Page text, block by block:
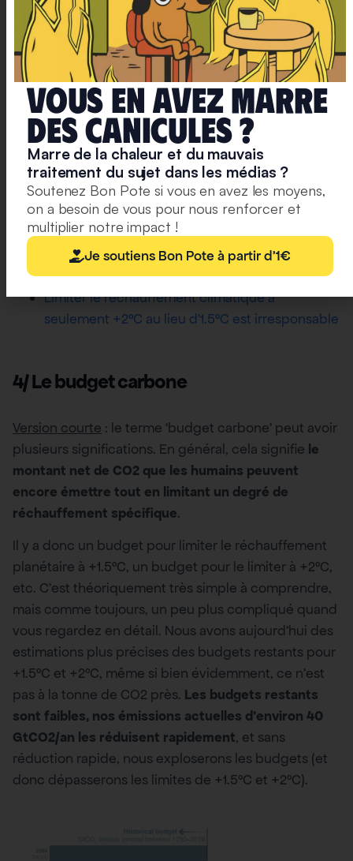
La justice climatique est l’un des éléments clefs de
l’Accord de Paris. En effet, la responsabilité des
émissions est commune, mais différenciée
l’Accord met en évidence que certains sont plus
responsables que d’autres, et devront aider
financièrement les pays les plus démunis/touchés
par le changement climatique.
Version longue :
5 ans après, peut-on dire que l’Accord de Paris
n’a servi à rien ?
COP26 : succès pour les uns, condamnation à
mort pour les autres
Limiter le réchauffement climatique à
seulement +2°C au lieu d’1.5°C est irresponsable
4/ Le budget carbone
Version courte : le terme ‘budget carbone’ peut avoir
plusieurs significations. En général, cela signifie le
montant net de CO2 que les humains peuvent
encore émettre tout en limitant un degré de
réchauffement spécifique.
Il y a donc un budget pour limiter le réchauffement
planétaire à +1.5°C, un budget pour le limiter à +2°C,
etc. C’est théoriquement très simple à comprendre,
mais comme toujours, un peu plus compliqué quand
vous regardez en détail. Nous avons aujourd’hui des
estimations plus précises des budgets restants pour
+1.5°C et +2°C, même si bien évidemment, ce n’est
pas à la tonne de CO2 près. Les budgets restants
sont faibles, nos émissions actuelles d’environ 40
GtCO2/an les réduisent rapidement, et sans
réduction rapide, nous exploserons les budgets (et
donc dépasserons les limites de +1.5°C et +2°C).
Vous en avez marre
deS caniculeS ?
Marre de la chaleur et du mauvais
traitement du sujet dans les médias ?
Soutenez Bon Pote si vous en avez les moyens,
on a besoin de vous pour nous renforcer et
multiplier notre impact !
Je soutiens Bon Pote à partir d'1€